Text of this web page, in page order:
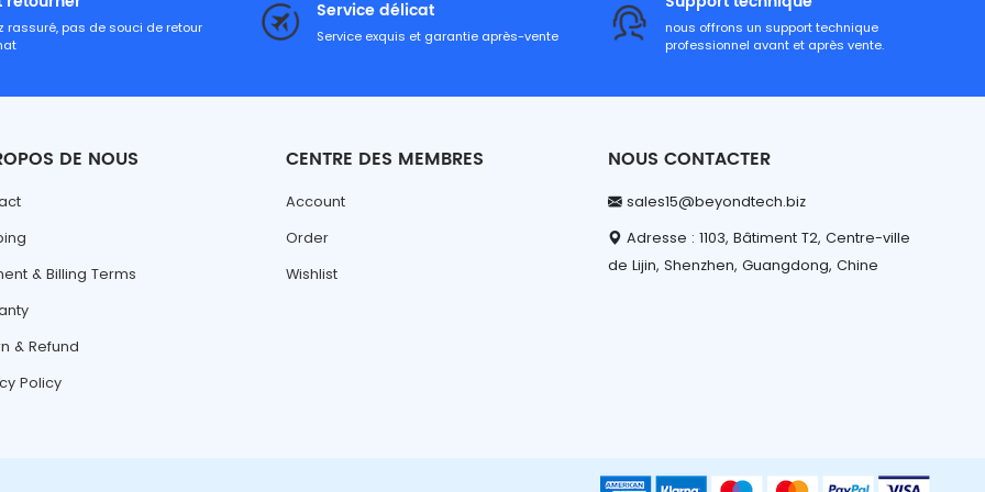
rassuré, pas de souci de retour
Service délicat
Service exquis et garantie après-vente
nous offrons un support technique
professionnel avant et après vente.
DE NOUS
& Billing Terms
& Refund
Policy
CENTRE DES MEMBRES
Account
Order
Wishlist
NOUS CONTACTER
sales15@beyondtech.biz
Adresse : 1103, Bâtiment T2, Centre-ville
de Lijin, Shenzhen, Guangdong, Chine